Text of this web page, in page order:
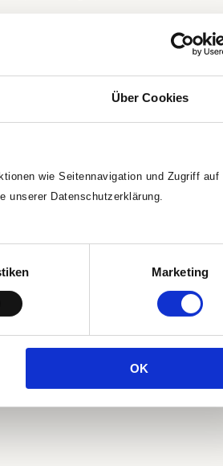
Über Cookies
wie Seitennavigation und Zugriff auf
unserer Datenschutzerklärung.
Marketing
OK
ist es im Kern ein völlig normaler
teilt sich eine (bisher
entstehen und sie auch sehr
Illusion (Neptun) aufbaue.
Konjunktion etwas sehr
Sein. Und hierfür ist die
den gesamten April) nutzen,
Flughäfen von einem Terminal
fühlt sich für einige das Mitgehen
und mühsam. Ebenso anstrengend
quasi davon und sie müssen